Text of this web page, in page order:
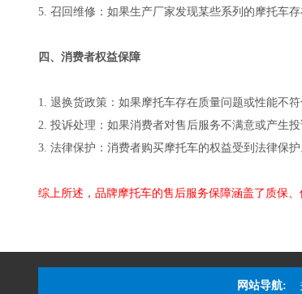
5. 召回维修：如果生产厂家发现某些系列的摩托车
四、消费者权益保障
1. 退换货政策：如果摩托车存在质量问题或性能不
2. 投诉处理：如果消费者对售后服务不满意或产生
3. 法律保护：消费者购买摩托车的权益受到法律保
综上所述，品牌摩托车的售后服务保障涵盖了质保
网站导航: